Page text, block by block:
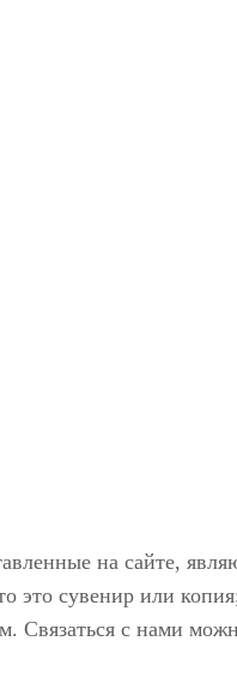
на сайте,
это сувенир или
Связаться с нами